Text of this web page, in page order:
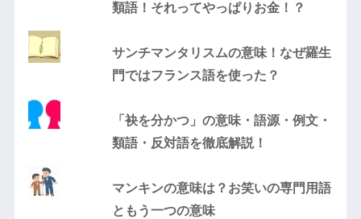
類語！それってやっぱりお金！？
サンチマンタリスムの意味！なぜ羅生
門ではフランス語を使った？
「袂を分かつ」の意味・語源・例文・
類語・反対語を徹底解説！
マンキンの意味は？お笑いの専門用語
ともう一つの意味